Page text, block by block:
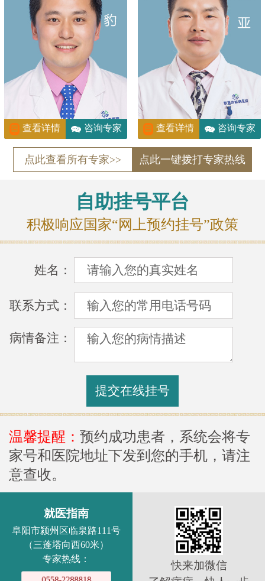
查看详情 咨询专家 查看详情 咨询专家
点此查看所有专家>> 点此一键拨打专家热线
自助挂号平台
积极响应国家“网上预约挂号”政策
姓名：
联系方式：
病情备注：
温馨提醒： 预约成功患者，系统会将专
家号和医院地址下发到您的手机，请注
意查收。
就医指南
阜阳市颍州区临泉路111号
（三蓬塔向西60米）
专家热线：
快来加微信